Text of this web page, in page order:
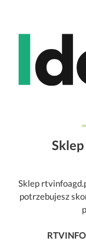
Sklep
potrzebujesz